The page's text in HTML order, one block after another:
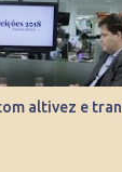
chegarem aos
precisa
65 e 70
e
podou
altivez e